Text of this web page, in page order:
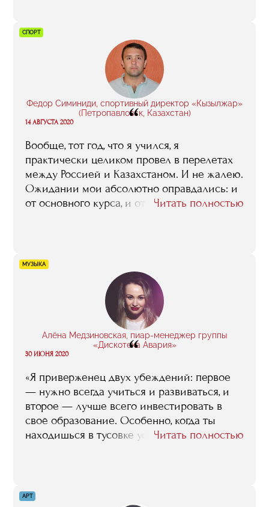
преподаватели. Потому что все они
практикующие профессионалы, у которых
есть, чему поучиться. Плюс они, как
правило, открытые, коммуникабельные
люди, которые не бегут от ваших вопросов,
а готовы на них отвечать компетентно и
максимально развернуто».
СПОРТ
Федор Симиниди, спортивный директор «Кызылжар»
(Петропавловск, Казахстан)
“
14 АВГУСТА 2020
Вообще, тот год, что я учился, я
практически целиком провел в перелетах
между Россией и Казахстаном. И не жалею.
Ожидании мои абсолютно оправдались: и
от основного курса, и от стажировки в
порекомендую бизнес-школу, как место, где
человек получит те знания и навыки в
сфере спортивного менеджмента, которые
ему наверняка реально пригодятся.
Читать полностью
МУЗЫКА
Алёна Медзиновская, пиар-менеджер группы
«Дискотека Авария»
“
30 ИЮНЯ 2020
«Я приверженец двух убеждений: первое
— нужно всегда учиться и развиваться, и
второе — лучше всего инвестировать в
своё образование. Особенно, когда ты
находишься в тусовке успешных людей,
что здесь получу то, что мне нужно.
Читать полностью
АРТ